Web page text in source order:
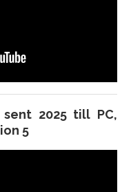
2025 till PC,
5